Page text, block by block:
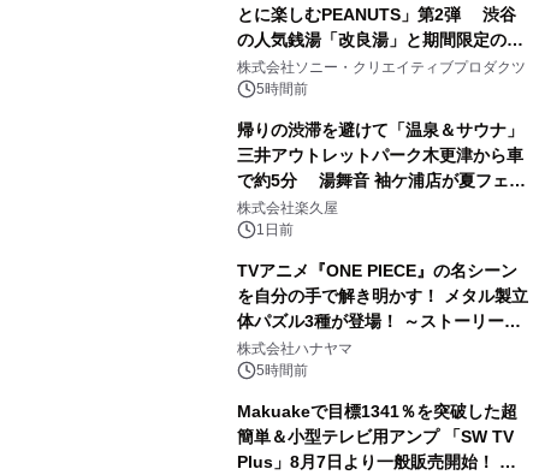
とに楽しむPEANUTS」第2弾 渋谷
の人気銭湯「改良湯」と期間限定のコ
ラボレーション サウナイキタイコラ
ボグッズも発売決定！
株式会社ソニー・クリエイティブプロダクツ
5時間前
帰りの渋滞を避けて「温泉＆サウナ」
三井アウトレットパーク木更津から車
で約5分 湯舞音 袖ケ浦店が夏フェア
メニューを提供
株式会社楽久屋
1日前
TVアニメ『ONE PIECE』の名シーン
を自分の手で解き明かす！ メタル製立
体パズル3種が登場！ ～ストーリーと
ギミックが融合した 大人の体験型パズ
ルが8月7日(金)12時より先行予約受付
株式会社ハナヤマ
5時間前
Makuakeで目標1341％を突破した超
簡単＆小型テレビ用アンプ 「SW TV
Plus」8月7日より一般販売開始！ ケ